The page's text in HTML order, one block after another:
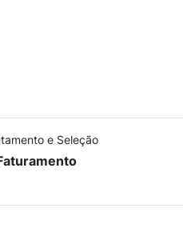
e Seleção